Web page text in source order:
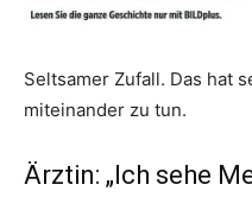
Seltsamer Zufall. Das hat
miteinander zu tun.
Ärztin: „Ich sehe